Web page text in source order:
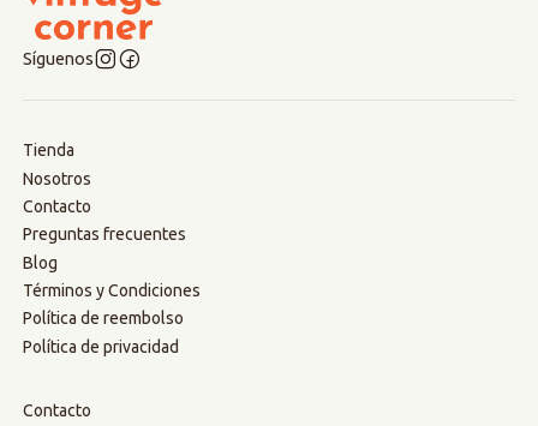
Síguenos
Tienda
Nosotros
Contacto
Preguntas frecuentes
Blog
Términos y Condiciones
Política de reembolso
Política de privacidad
Contacto